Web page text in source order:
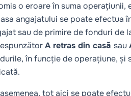
o eroare în suma
angajatului se poate efectua
sau de primire de fonduri de
A retras din casă sau
în funcție de operațiune, și
tot aici se poate